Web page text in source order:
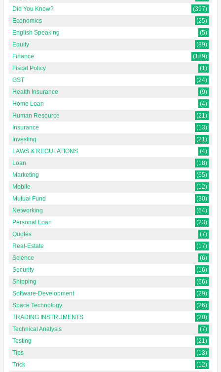
Did You Know?
(397)
Economics
(25)
English Speaking
(5)
Equity
(89)
Finance
(189)
Fiscal Policy
(1)
GST
(24)
Health Insurance
(9)
Home Loan
(4)
Human Resource
(21)
Insurance
(13)
Investing
(21)
LAWS & REGULATIONS
(4)
Loan
(18)
Marketing
(65)
Mobile
(12)
Mutual Fund
(30)
Networking
(64)
Personal Loan
(23)
Quotes
(7)
Real-Estate
(17)
Science
(6)
Security
(16)
Shipping
(66)
Software-Development
(29)
Space Technology
(26)
TRADING INSTRUMENTS
(20)
Technical Analysis
(7)
Testing
(21)
Tips
(13)
Trick
(12)